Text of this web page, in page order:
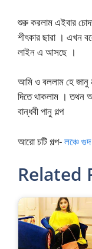
শুরু করলাম এইবার
শীৎকার ছারা । এখন
লাইন এ আসছে ।
আমি ও বললাম হে জানু
দিতে থাকলাম । তথন
বান্ধবী পানু গল্প
আরো চটি গল্প-লঞ্চে
Related